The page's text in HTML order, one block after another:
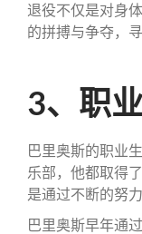
退役不仅是对身
的拼搏与争夺，
3、职
巴里奥斯的职业
乐部，他都取得
是通过不断的努
巴里奥斯早年通